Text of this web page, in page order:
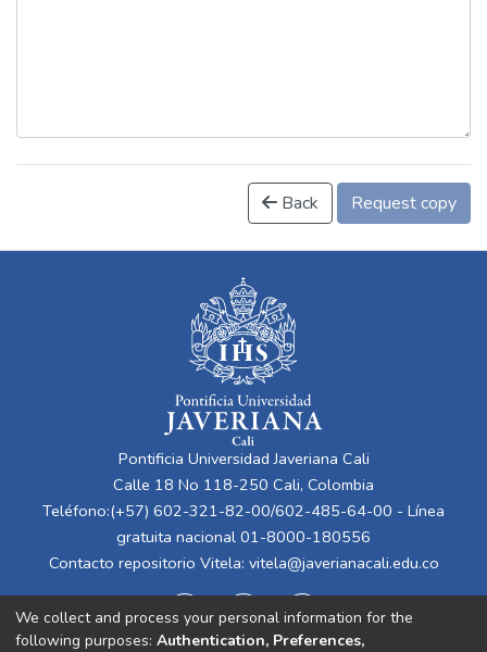
Back Request copy
Pontificia Universidad Javeriana Cali
Calle 18 No 118-250 Cali, Colombia
Teléfono:(+57) 602-321-82-00/602-485-64-00 - Línea
gratuita nacional 01-8000-180556
Contacto repositorio Vitela: vitela@javerianacali.edu.co
We collect and process your personal information for the
following purposes: Authentication, Preferences,